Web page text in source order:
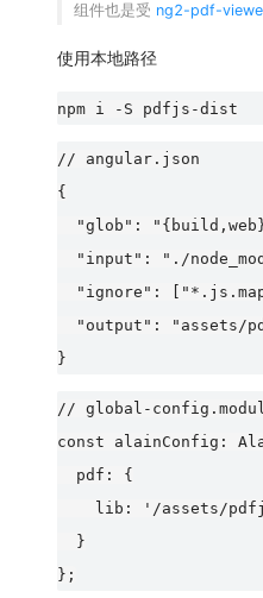
组件也是受 ng2-pdf-
使用本地路径
// angular.json
{
"glob":
"input": "./
"ignore":
"output": "assets/
// global-
const alainConfig:
  pdf: {
lib: '/assets/
  }